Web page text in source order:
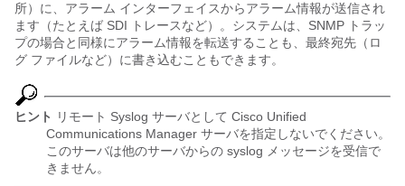
所）に、アラーム インターフェイスからアラーム情報が送信され
ます（たとえば SDI トレースなど）。システムは、SNMP トラッ
プの場合と同様にアラーム情報を転送することも、最終宛先（ロ
グ ファイルなど）に書き込むこともできます。
ヒント
リモート Syslog サーバとして Cisco Unified
Communications Manager サーバを指定しないでください。
このサーバは他のサーバからの syslog メッセージを受信で
きません。